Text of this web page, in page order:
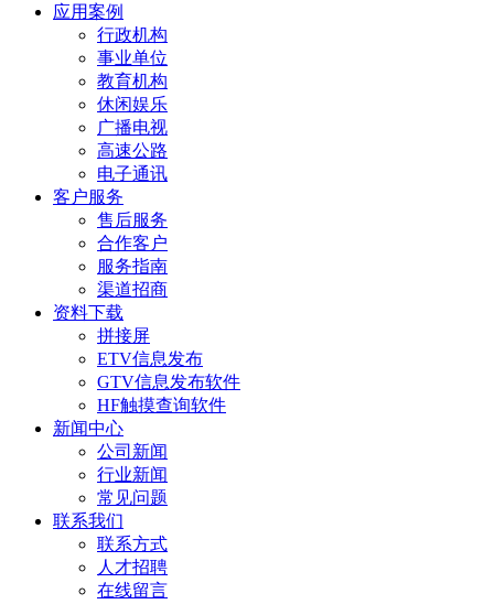
应用案例
行政机构
事业单位
教育机构
休闲娱乐
广播电视
高速公路
电子通讯
客户服务
售后服务
合作客户
服务指南
渠道招商
资料下载
拼接屏
ETV信息发布
GTV信息发布软件
HF触摸查询软件
新闻中心
公司新闻
行业新闻
常见问题
联系我们
联系方式
人才招聘
在线留言